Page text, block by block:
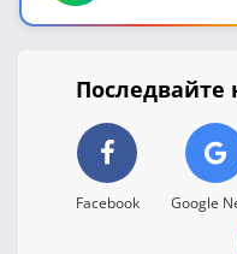
Facebook Google